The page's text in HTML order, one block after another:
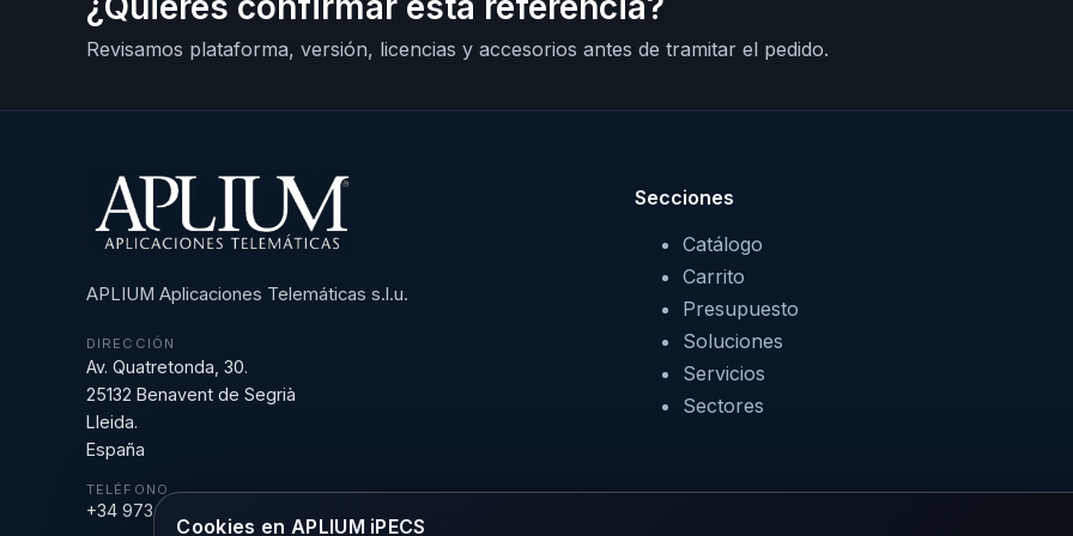
Revisamos plataforma, versión, licencias y accesorios antes de tramitar el pedido.
APLIUM Aplicaciones Telemáticas s.l.u.
DIRECCIÓN
Av. Quatretonda, 30.
25132 Benavent de Segrià
Lleida.
España
TELÉFONO
+34 973 18 43 43
Secciones
Catálogo
Carrito
Presupuesto
Soluciones
Servicios
Sectores
Cookies en APLIUM iPECS